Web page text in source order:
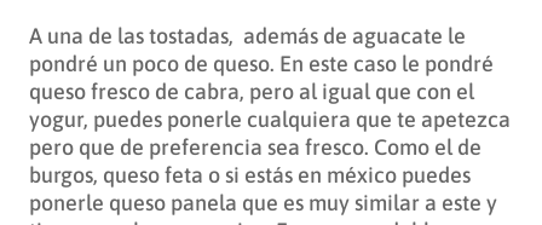
A una de las tostadas, además de aguacate le
pondré un poco de queso. En este caso le pondré
queso fresco de cabra, pero al igual que con el
yogur, puedes ponerle cualquiera que te apetezca
pero que de preferencia sea fresco. Como el de
burgos, queso feta o si estás en méxico puedes
ponerle queso panela que es muy similar a este y